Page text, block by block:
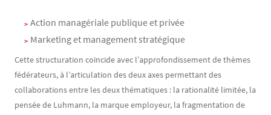
Action managériale publique et privée
Marketing et management stratégique
Cette structuration coïncide avec l’approfondissement de thèmes
fédérateurs, à l’articulation des deux axes permettant des
collaborations entre les deux thématiques : la rationalité limitée, la
pensée de Luhmann, la marque employeur, la fragmentation de